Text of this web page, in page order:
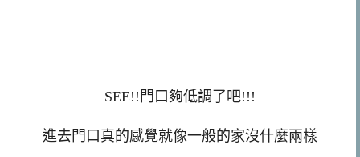
SEE!!門口夠低調了吧!!!
進去門口真的感覺就像一般的家沒什麼兩樣